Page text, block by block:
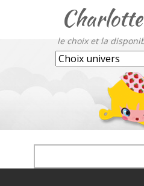
le choix et la